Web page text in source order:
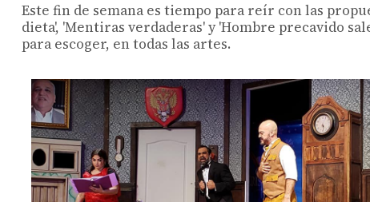
Este fin de semana es tiempo para reír con las
dieta', 'Mentiras verdaderas' y 'Hombre precavido
para escoger, en todas las artes.